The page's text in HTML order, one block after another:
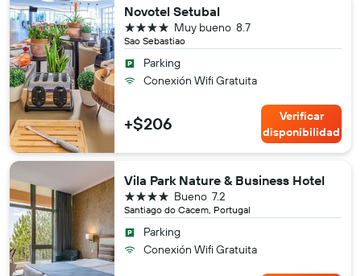
Novotel Setubal
Sao Sebastiao
8.7
Muy bueno
4 estrellas
Parking
Conexión Wifi Gratuita
+$206
Verificar
disponibilidad
Vila Park Nature & Business Hotel
Santiago do Cacem, Portugal
7.2
Bueno
4 estrellas
Parking
Conexión Wifi Gratuita